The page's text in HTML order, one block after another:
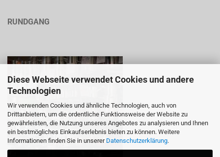
Diese Webseite verwendet Cookies und andere
Technologien
Wir verwenden Cookies und ähnliche Technologien, auch von
Drittanbietern, um die ordentliche Funktionsweise der Website zu
gewährleisten, die Nutzung unseres Angebotes zu analysieren und Ihnen
ein bestmögliches Einkaufserlebnis bieten zu können. Weitere
Informationen finden Sie in unserer Datenschutzerklärung.
RUNDGANG